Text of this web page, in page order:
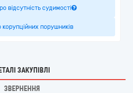
відсутність судимості
корупційних порушників
ЗАКУПІВЛІ
ЗВЕРНЕННЯ